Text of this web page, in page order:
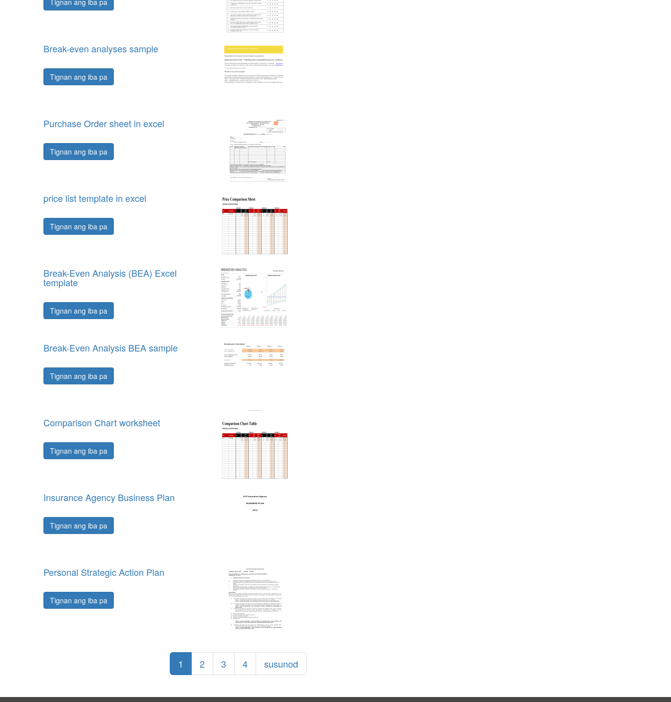
Tignan ang iba pa
Break-even analyses sample
Tignan ang iba pa
Purchase Order sheet in excel
Tignan ang iba pa
price list template in excel
Tignan ang iba pa
Break-Even Analysis (BEA) Excel
template
Tignan ang iba pa
Break-Even Analysis BEA sample
Tignan ang iba pa
Comparison Chart worksheet
Tignan ang iba pa
Insurance Agency Business Plan
Tignan ang iba pa
Personal Strategic Action Plan
Tignan ang iba pa
1 2 3 4 susunod